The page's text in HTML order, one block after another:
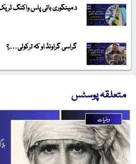
د مینگوری بائی پاس واکنگ
گراسی گراونڈ او کہ ترکولی….؟
متعلقہ پوسٹس